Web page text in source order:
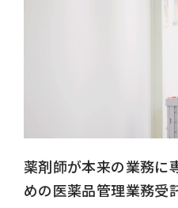
薬剤師が本来の業務に
めの医薬品管理業務受